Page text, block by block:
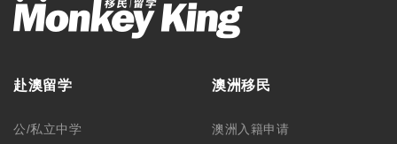
赴澳留学
公/私立中学
澳洲移民
澳洲入籍申请